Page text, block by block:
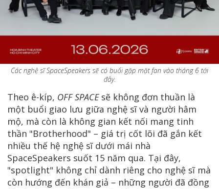
Các nghệ sĩ SpaceSpeakers sẽ có buổi gặp mặt fan vào tháng 6 tới
đây.
Theo ê-kíp, OFF SPACE sẽ không đơn thuần là
một buổi giao lưu giữa nghệ sĩ và người hâm
mộ, mà còn là không gian kết nối mang tinh
thần "Brotherhood" – giá trị cốt lõi đã gắn kết
nhiều thế hệ nghệ sĩ dưới mái nhà
SpaceSpeakers suốt 15 năm qua. Tại đây,
"spotlight" không chỉ dành riêng cho nghệ sĩ mà
còn hướng đến khán giả – những người đã đồng